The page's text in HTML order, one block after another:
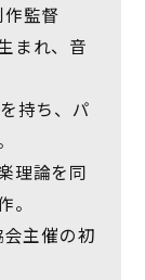
監督
まれ、音
持ち、パ
理論を同
主催の初